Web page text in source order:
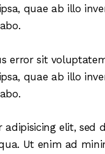
quae ab illo
error sit
quae ab illo
elit, sed
Ut enim ad